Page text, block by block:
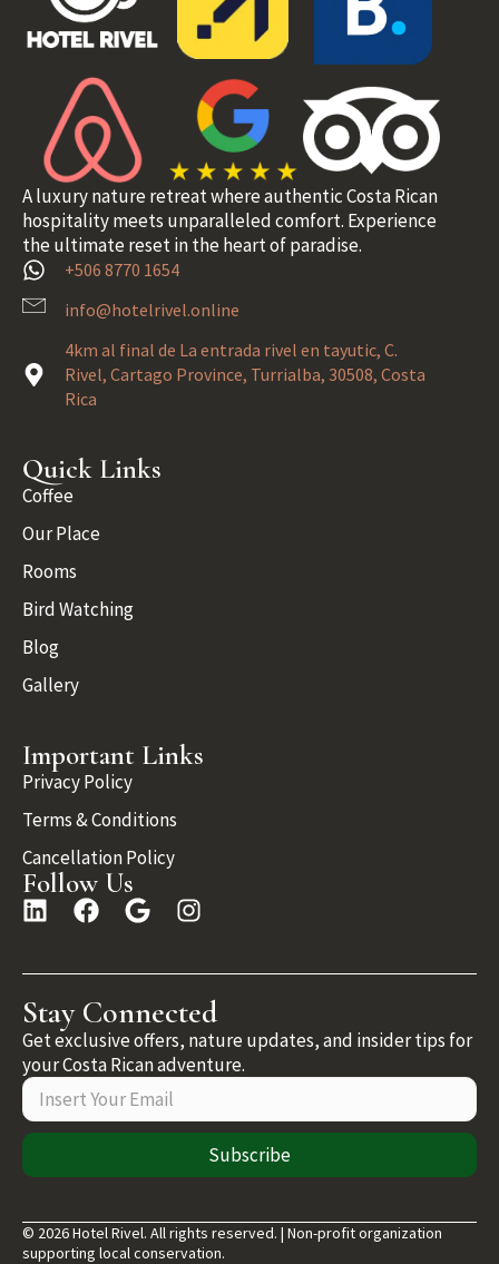
A luxury nature retreat where authentic Costa Rican
hospitality meets unparalleled comfort. Experience
the ultimate reset in the heart of paradise.
+506 8770 1654
info@hotelrivel.online
4km al final de La entrada rivel en tayutic, C.
Rivel, Cartago Province, Turrialba, 30508, Costa
Rica
Quick Links
Coffee
Our Place
Rooms
Bird Watching
Blog
Gallery
Important Links
Privacy Policy
Terms & Conditions
Cancellation Policy
Follow Us
Stay Connected
Get exclusive offers, nature updates, and insider tips for
your Costa Rican adventure.
Subscribe
© 2026 Hotel Rivel. All rights reserved. | Non-profit organization
supporting local conservation.